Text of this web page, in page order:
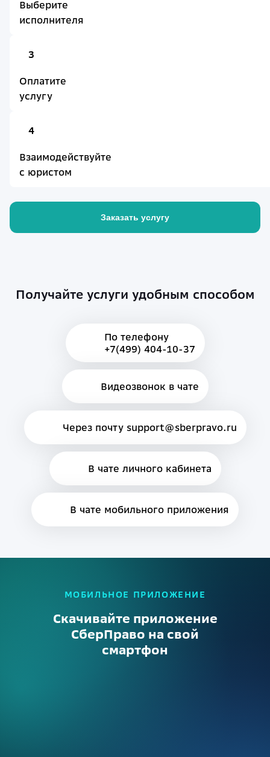
Выберите
исполнителя
3
Оплатите
услугу
4
Взаимодействуйте
с юристом
Заказать услугу
Получайте услуги удобным способом
По телефону
+7(499) 404-10-37
Видеозвонок в чате
Через почту support@sberpravo.ru
В чате личного кабинета
В чате мобильного приложения
МОБИЛЬНОЕ ПРИЛОЖЕНИЕ
Скачивайте приложение
СберПраво на свой
смартфон